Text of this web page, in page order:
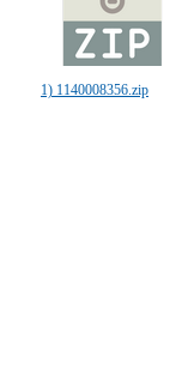
1) 1140008356.zip